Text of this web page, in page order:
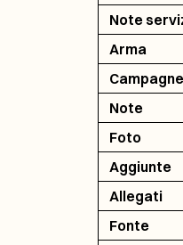
Note
Arma
Campagne
Note
Foto
Aggiunte
Allegati
Fonte